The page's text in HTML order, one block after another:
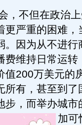
不但在政治上
更严重的困难，
。因为从不进行
费维持日常运转
值200万美元的
所有，甚至到了
步，而举办城市
加可